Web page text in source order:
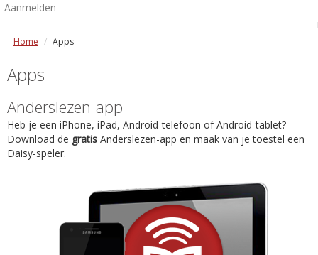
Aanmelden
Home Apps
Apps
Anderslezen-app
Heb je een iPhone, iPad, Android-telefoon of Android-tablet?
Download de gratis Anderslezen-app en maak van je toestel een
Daisy-speler.